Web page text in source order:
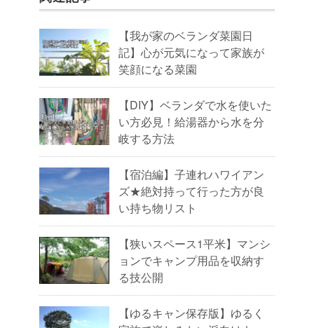
【我が家のベランダ菜園日
記】心が元気になって家族が
笑顔になる菜園
【DIY】ベランダで水を使いた
い方必見！給湯器から水を分
岐する方法
【宿泊編】子連れハワイアン
ズ★絶対持って行った方が良
い持ち物リスト
【狭いスペース1平米】マンシ
ョンでキャンプ用品を収納す
る技公開
【ゆるキャン保存版】ゆるく